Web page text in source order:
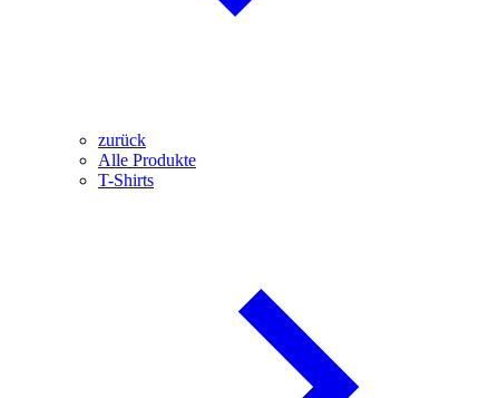
zurück
Alle Produkte
T-Shirts